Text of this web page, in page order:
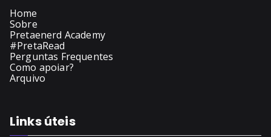
Home
Sobre
Pretaenerd Academy
#PretaRead
Perguntas Frequentes
Como apoiar?
Arquivo
Links úteis